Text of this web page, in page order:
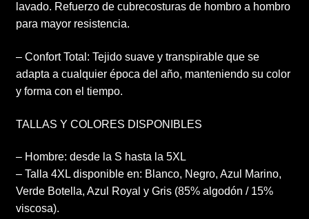
lavado. Refuerzo de cubrecosturas de hombro a hombro
para mayor resistencia.
– Confort Total: Tejido suave y transpirable que se
adapta a cualquier época del año, manteniendo su color
y forma con el tiempo.
TALLAS Y COLORES DISPONIBLES
– Hombre: desde la S hasta la 5XL
– Talla 4XL disponible en: Blanco, Negro, Azul Marino,
Verde Botella, Azul Royal y Gris (85% algodón / 15%
viscosa).